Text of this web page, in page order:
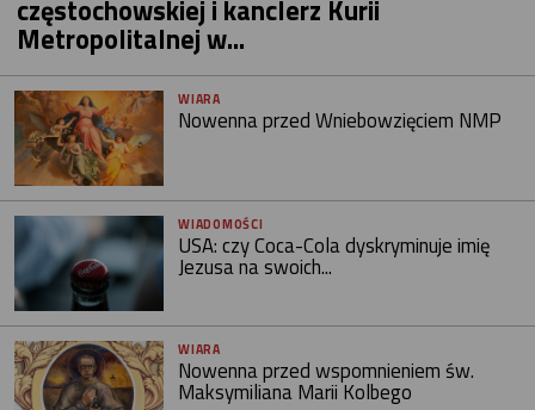
częstochowskiej i kanclerz Kurii
Metropolitalnej w...
WIARA
Nowenna przed Wniebowzięciem NMP
WIADOMOŚCI
USA: czy Coca-Cola dyskryminuje imię
Jezusa na swoich...
WIARA
Nowenna przed wspomnieniem św.
Maksymiliana Marii Kolbego